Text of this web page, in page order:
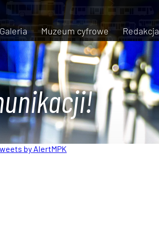
Galeria Muzeum cyfrowe Redakcja
by AlertMPK